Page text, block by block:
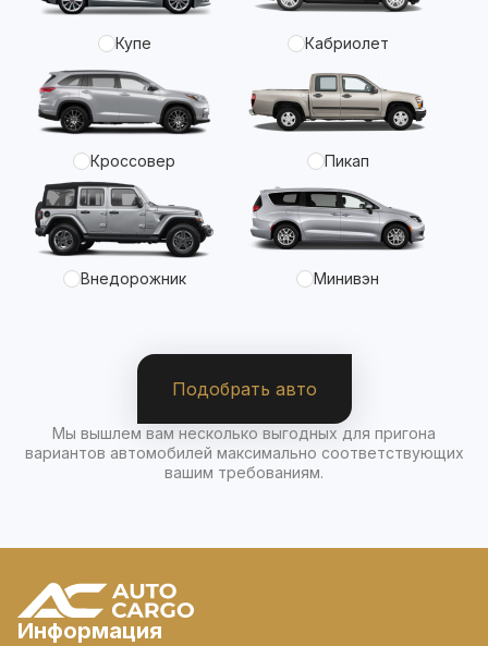
Купе Кабриолет
Кроссовер Пикап
Внедорожник Минивэн
Подобрать авто
Мы вышлем вам несколько выгодных для пригона
вариантов автомобилей максимально соответствующих
вашим требованиям.
Информация